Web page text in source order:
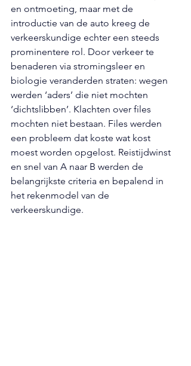
en ontmoeting, maar met de
introductie van de auto kreeg de
verkeerskundige echter een steeds
prominentere rol. Door verkeer te
benaderen via stromingsleer en
biologie veranderden straten: wegen
werden ‘aders’ die niet mochten
‘dichtslibben’. Klachten over files
mochten niet bestaan. Files werden
een probleem dat koste wat kost
moest worden opgelost. Reistijdwinst
en snel van A naar B werden de
belangrijkste criteria en bepalend in
het rekenmodel van de
verkeerskundige.